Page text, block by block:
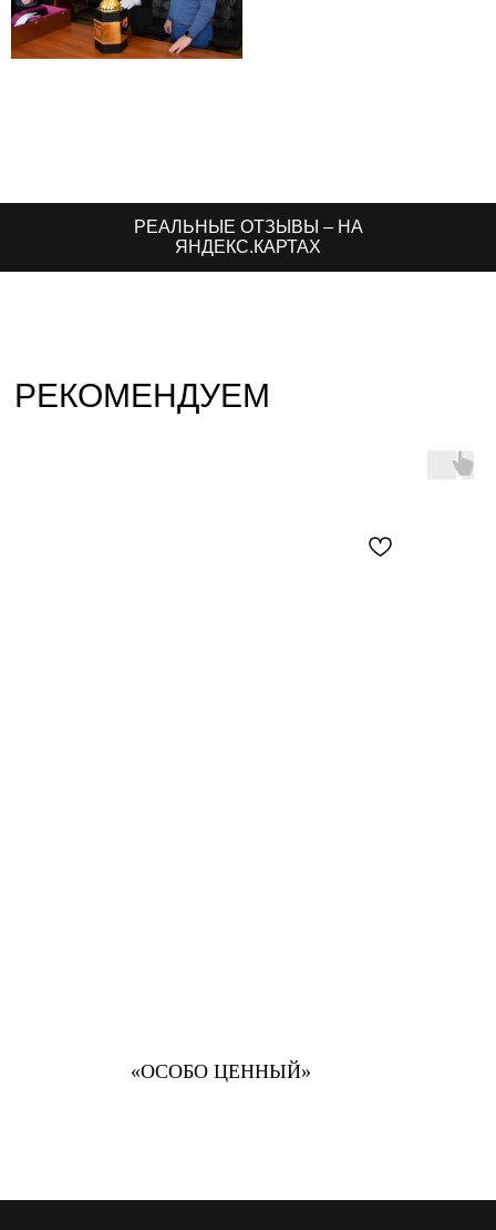
РЕАЛЬНЫЕ ОТЗЫВЫ – НА
ЯНДЕКС.КАРТАХ
РЕКОМЕНДУЕМ
«ОСОБО ЦЕННЫЙ»